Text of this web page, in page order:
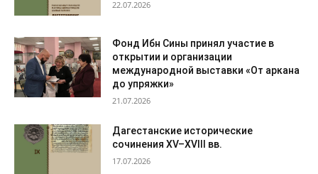
22.07.2026
Фонд Ибн Сины принял участие в
открытии и организации
международной выставки «От аркана
до упряжки»
21.07.2026
Дагестанские исторические
сочинения XV–XVIII вв.
17.07.2026